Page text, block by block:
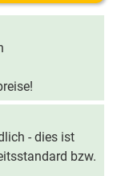
- dies ist
bzw.